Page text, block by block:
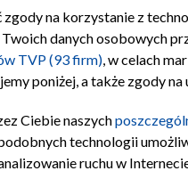
Polityka prywatności
na korzystanie z
danych osobowych
TVP (93 firm), w celach
poniżej, a także zgody
Ciebie naszych
technologii
ruchu w